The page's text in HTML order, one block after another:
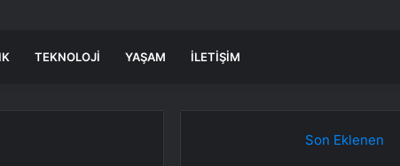
TEKNOLOJI YAŞAM İLETIŞIM
Son Eklenen